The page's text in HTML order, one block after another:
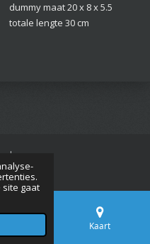
site gaat
dummy maat 20 x 8 x 5.5
totale lengte 30 cm
Kaart